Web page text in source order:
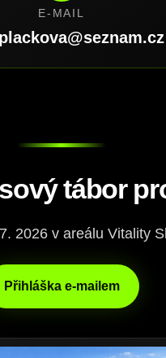
E-MAIL
tábor
2026 v areálu Vitality
Přihláška e-mailem